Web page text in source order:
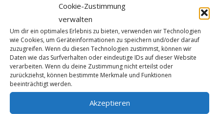
Cookie-Zustimmung
verwalten
Um dir ein optimales Erlebnis zu bieten, verwenden wir Technologien
wie Cookies, um Geräteinformationen zu speichern und/oder darauf
zuzugreifen. Wenn du diesen Technologien zustimmst, können wir
Daten wie das Surfverhalten oder eindeutige IDs auf dieser Website
verarbeiten. Wenn du deine Zustimmung nicht erteilst oder
zurückziehst, können bestimmte Merkmale und Funktionen
beeinträchtigt werden.
Akzeptieren
Kommentar*